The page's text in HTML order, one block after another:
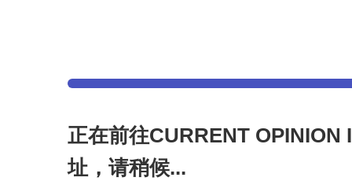
正在前往CURRENT
址，请稍候...